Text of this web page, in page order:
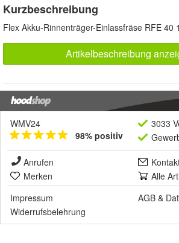
Kurzbeschreibung
Flex Akku-Rinnenträger-Einlassfräse RFE 40
Artikelbeschreibung
WMV24
98% positiv
3033
Anrufen
Merken
Alle
Impressum
AGB &
Widerrufsbelehrung